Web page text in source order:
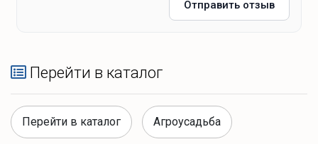
Отправить отзыв
Перейти в каталог
Перейти в каталог Агроусадьба